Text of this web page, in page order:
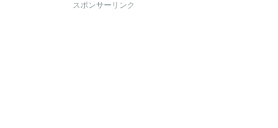
スポンサーリンク